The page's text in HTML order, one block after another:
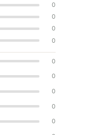
0
0
0
0
0
0
0
0
0